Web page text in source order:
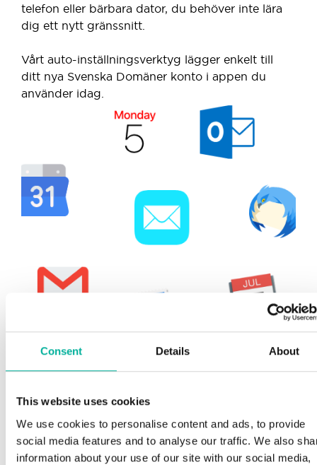
Consent Details About
This website uses cookies
We use cookies to personalise content and ads, to provide
social media features and to analyse our traffic. We also
information about your use of our site with our social media,
telefon eller bärbara dator, du behöver inte lära
dig ett nytt gränssnitt.
Vårt auto-inställningsverktyg lägger enkelt till
ditt nya Svenska Domäner konto i appen du
använder idag.